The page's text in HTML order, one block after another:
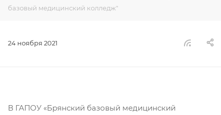
базовый медицинский колледж"
24 ноября 2021
В ГАПОУ «Брянский базовый медицинский